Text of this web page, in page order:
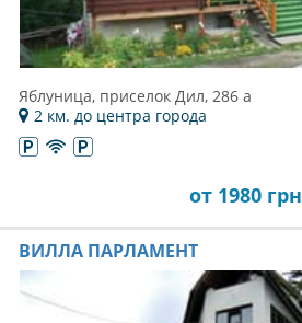
Яблуница, приселок Дил, 286 а
2 км. до центра города
от 1980 грн
ВИЛЛА ПАРЛАМЕНТ